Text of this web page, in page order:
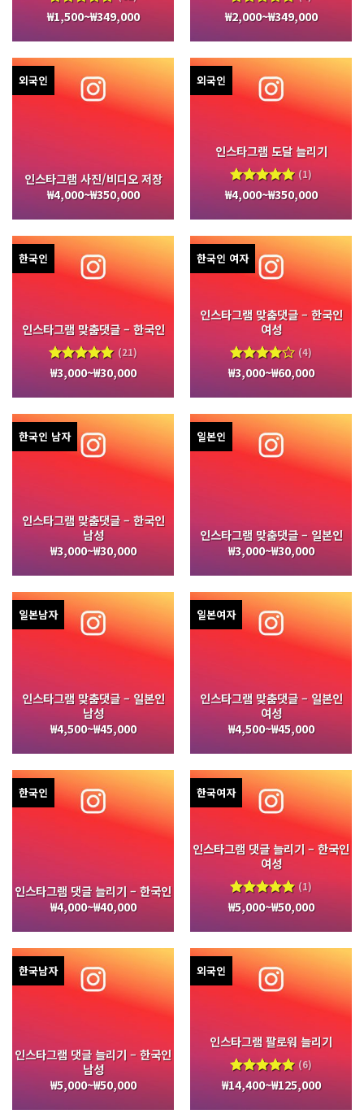
5 중에서
4.97
평가됨
₩1,500~₩349,000
5 중에서
5.00
평가됨
₩2,000~₩349,000
외국인
인스타그램 사진/비디오 저장
₩4,000~₩350,000
외국인
인스타그램 도달 늘리기
5 중에서
5.00
평가됨
(1)
₩4,000~₩350,000
한국인
인스타그램 맞춤댓글 – 한국인
5 중에서
5.00
평가됨
(21)
₩3,000~₩30,000
한국인 여자
인스타그램 맞춤댓글 – 한국인
여성
5 중에서
4.00
평가됨
(4)
₩3,000~₩60,000
한국인 남자
인스타그램 맞춤댓글 – 한국인
남성
₩3,000~₩30,000
일본인
인스타그램 맞춤댓글 – 일본인
₩3,000~₩30,000
일본남자
인스타그램 맞춤댓글 – 일본인
남성
₩4,500~₩45,000
일본여자
인스타그램 맞춤댓글 – 일본인
여성
₩4,500~₩45,000
한국인
인스타그램 댓글 늘리기 – 한국인
₩4,000~₩40,000
한국여자
인스타그램 댓글 늘리기 – 한국인
여성
5 중에서
5.00
평가됨
(1)
₩5,000~₩50,000
한국남자
인스타그램 댓글 늘리기 – 한국인
남성
₩5,000~₩50,000
외국인
인스타그램 팔로워 늘리기
5 중에서
5.00
평가됨
(6)
₩14,400~₩125,000